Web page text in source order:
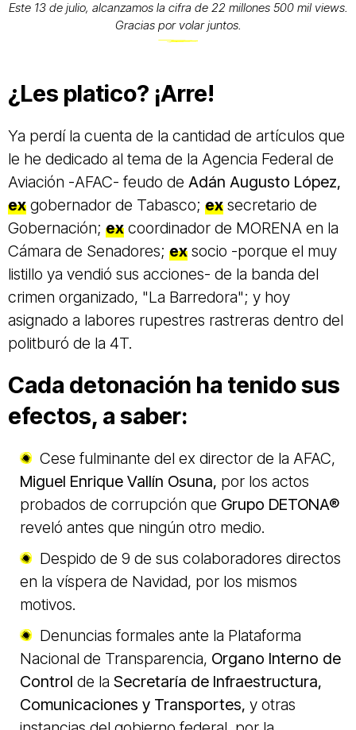
Este 13 de julio, alcanzamos la cifra de 22 millones 500 mil views.
Gracias por volar juntos.
¿Les platico? ¡Arre!
Ya perdí la cuenta de la cantidad de artículos que
le he dedicado al tema de la Agencia Federal de
Aviación -AFAC- feudo de Adán Augusto López,
ex gobernador de Tabasco; ex secretario de
Gobernación; ex coordinador de MORENA en la
Cámara de Senadores; ex socio -porque el muy
listillo ya vendió sus acciones- de la banda del
crimen organizado, "La Barredora"; y hoy
asignado a labores rupestres rastreras dentro del
politburó de la 4T.
Cada detonación ha tenido sus
efectos, a saber:
Cese fulminante del ex director de la AFAC,
Miguel Enrique Vallín Osuna, por los actos
probados de corrupción que Grupo DETONA®
reveló antes que ningún otro medio.
Despido de 9 de sus colaboradores directos
en la víspera de Navidad, por los mismos
motivos.
Denuncias formales ante la Plataforma
Nacional de Transparencia, Organo Interno de
Control de la Secretaría de Infraestructura,
Comunicaciones y Transportes, y otras